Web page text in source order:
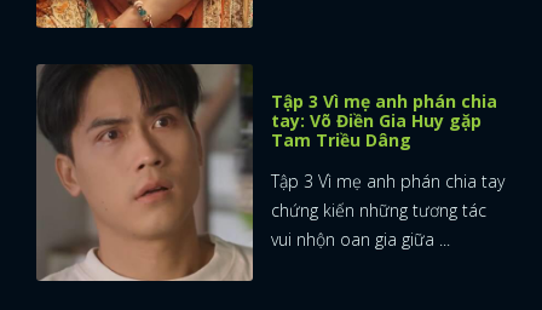
Tập 3 Vì mẹ anh phán chia
tay: Võ Điền Gia Huy gặp
Tam Triều Dâng
Tập 3 Vì mẹ anh phán chia tay
chứng kiến những tương tác
vui nhộn oan gia giữa ...